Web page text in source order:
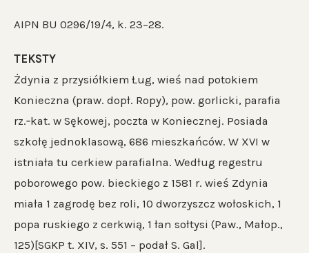
AIPN BU 0296/19/4, k. 23–28.
TEKSTY
Żdynia z przysiółkiem Ług, wieś nad potokiem
Konieczna (praw. dopł. Ropy), pow. gorlicki, parafia
rz.‐kat. w Sękowej, poczta w Koniecznej. Posiada
szkołę jednoklasową, 686 mieszkańców. W XVI w
istniała tu cerkiew parafialna. Według regestru
poborowego pow. bieckiego z 1581 r. wieś Zdynia
miała 1 zagrodę bez roli, 10 dworzyszcz wołoskich, 1
popa ruskiego z cerkwią, 1 łan sołtysi (Paw., Małop.,
125)[SGKP t. XIV, s. 551 – podał S. Gal].